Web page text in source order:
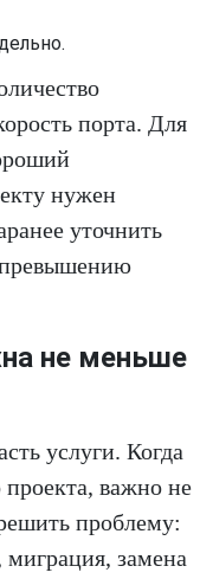
порта. Для
нужен
уточнить
не меньше
услуги. Когда
проекта, важно не
проблему:
миграция, замена